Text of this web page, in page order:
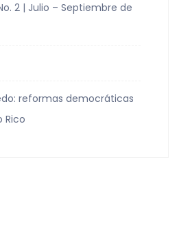
2 | Julio – Septiembre de
reformas democráticas
Rico